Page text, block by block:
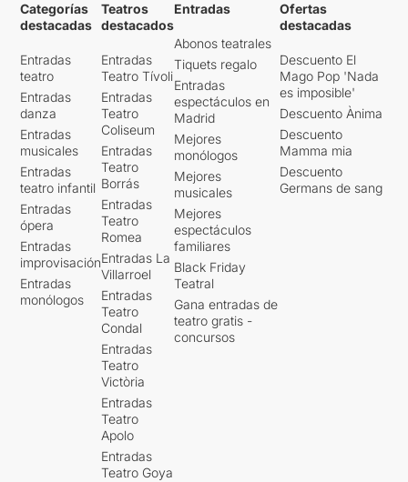
Categorías
destacadas
Entradas
teatro
Entradas
danza
Entradas
musicales
Entradas
teatro infantil
Entradas
ópera
Entradas
improvisación
Entradas
monólogos
Teatros
destacados
Entradas
Teatro Tívoli
Entradas
Teatro
Coliseum
Entradas
Teatro
Borrás
Entradas
Teatro
Romea
Entradas La
Villarroel
Entradas
Teatro
Condal
Entradas
Teatro
Victòria
Entradas
Teatro
Apolo
Entradas
Teatro Goya
Entradas
Abonos teatrales
Tiquets regalo
Entradas
espectáculos en
Madrid
Mejores
monólogos
Mejores
musicales
Mejores
espectáculos
familiares
Black Friday
Teatral
Gana entradas de
teatro gratis -
concursos
Ofertas
destacadas
Descuento El
Mago Pop 'Nada
es imposible'
Descuento Ànima
Descuento
Mamma mia
Descuento
Germans de sang